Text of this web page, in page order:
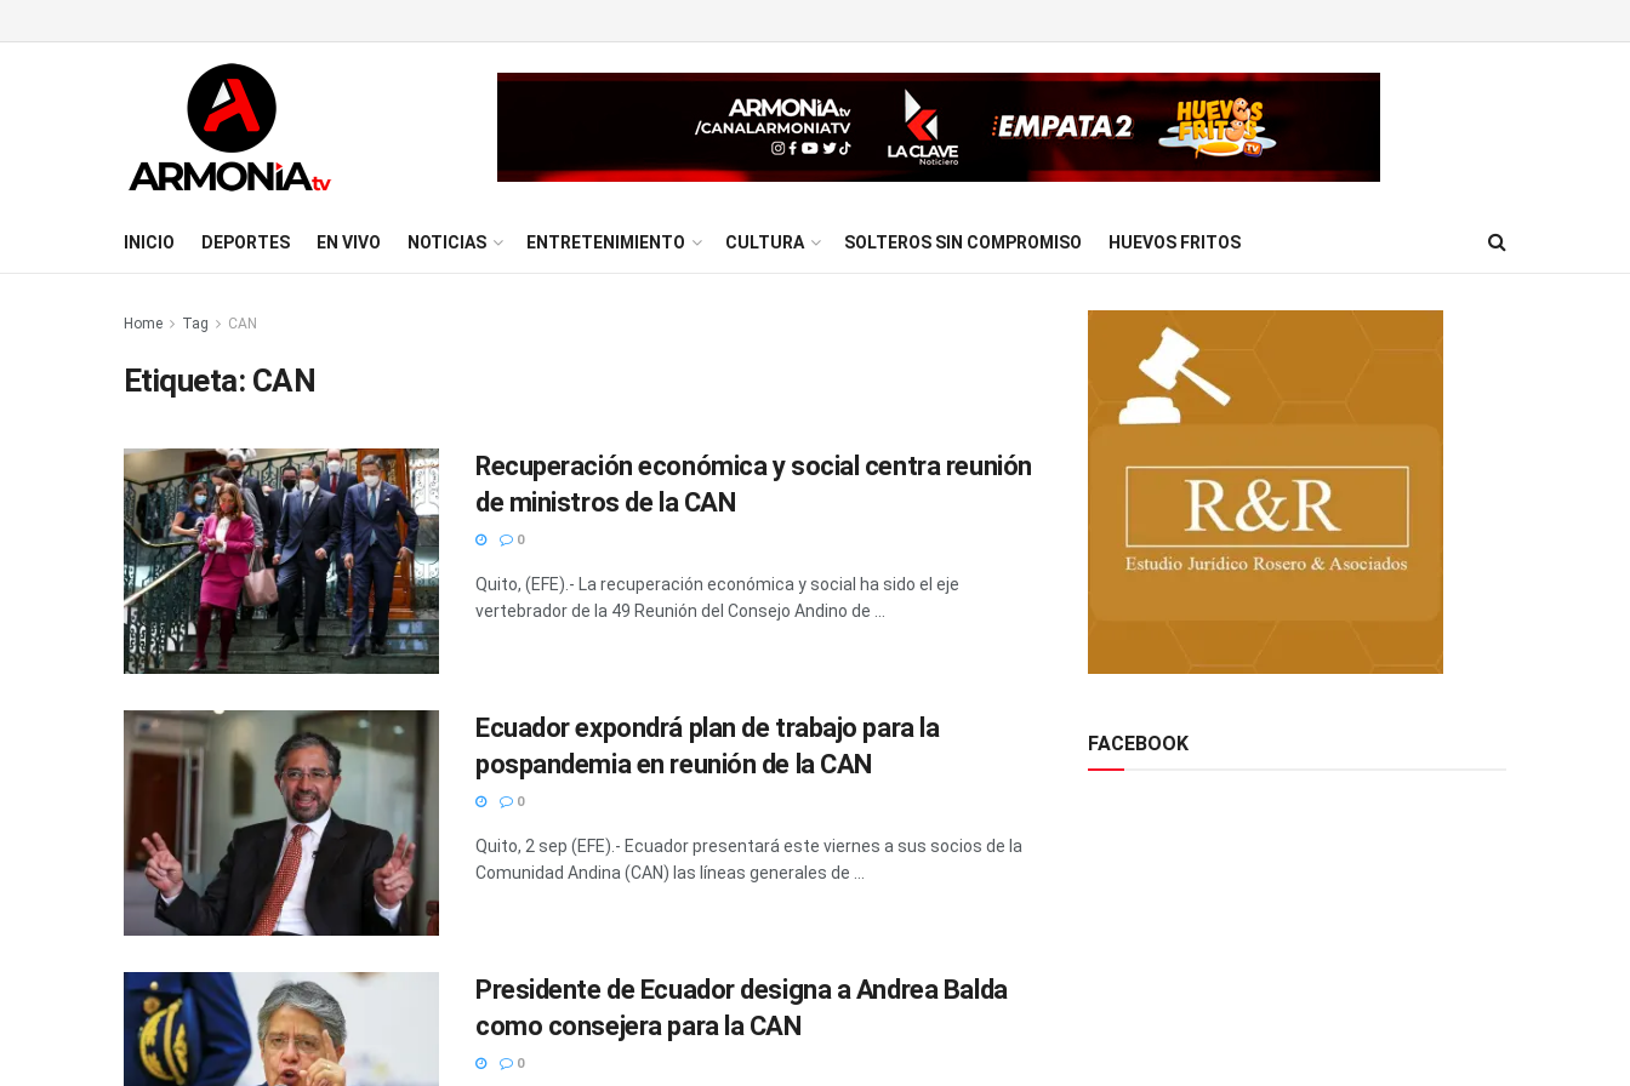
INICIO DEPORTES EN VIVO NOTICIAS ENTRETENIMIENTO CULTURA SOLTEROS SIN COMPROMISO HUEVOS FRITOS
Home Tag CAN
Etiqueta: CAN
Recuperación económica y social centra reunión
de ministros de la CAN
0
Quito, (EFE).- La recuperación económica y social ha sido el eje
vertebrador de la 49 Reunión del Consejo Andino de ...
Ecuador expondrá plan de trabajo para la
pospandemia en reunión de la CAN
0
Quito, 2 sep (EFE).- Ecuador presentará este viernes a sus socios de la
Comunidad Andina (CAN) las líneas generales de ...
Presidente de Ecuador designa a Andrea Balda
como consejera para la CAN
0
FACEBOOK